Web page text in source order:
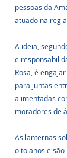
pessoas da
atuado na
A ideia,
e
Rosa, é
para juntas
alimentadas
moradores de
As lanternas
oito anos e